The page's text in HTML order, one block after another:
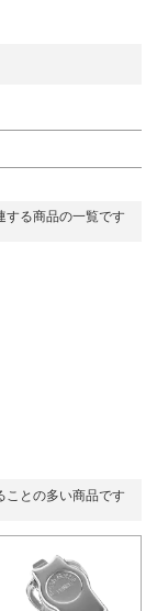
する商品の一覧です
ことの多い商品です